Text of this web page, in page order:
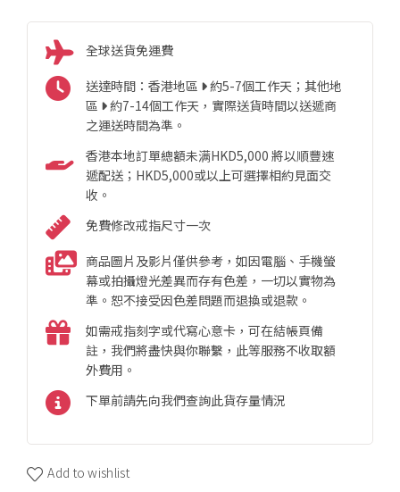
全球送貨免運費
送達時間：香港地區
約5-7個工作天；其他地
區
約7-14個工作天，實際送貨時間以送遞商
之運送時間為準。
香港本地訂單總額未满HKD5,000 將以順豐速
遞配送；HKD5,000或以上可選擇相約見面交
收。
免費修改戒指尺寸一次
商品圖片及影片僅供參考，如因電腦、手機螢
幕或拍攝燈光差異而存有色差，一切以實物為
準。恕不接受因色差問題而退換或退款。
如需戒指刻字或代寫心意卡，可在結帳頁備
註，我們將盡快與你聯繫，此等服務不收取額
外費用。
下單前請先向我們查詢此貨存量情況
Add to wishlist